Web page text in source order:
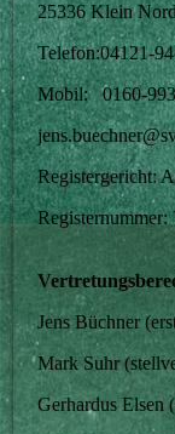
25336 Klein
Telefon:04121-
Mobil: 0160-
Registergericht:
Jens Büchner
Mark Suhr
Gerhardus Elsen